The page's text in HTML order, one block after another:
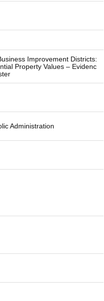
Improvement Districts:
Property Values – Evidenc
Administration